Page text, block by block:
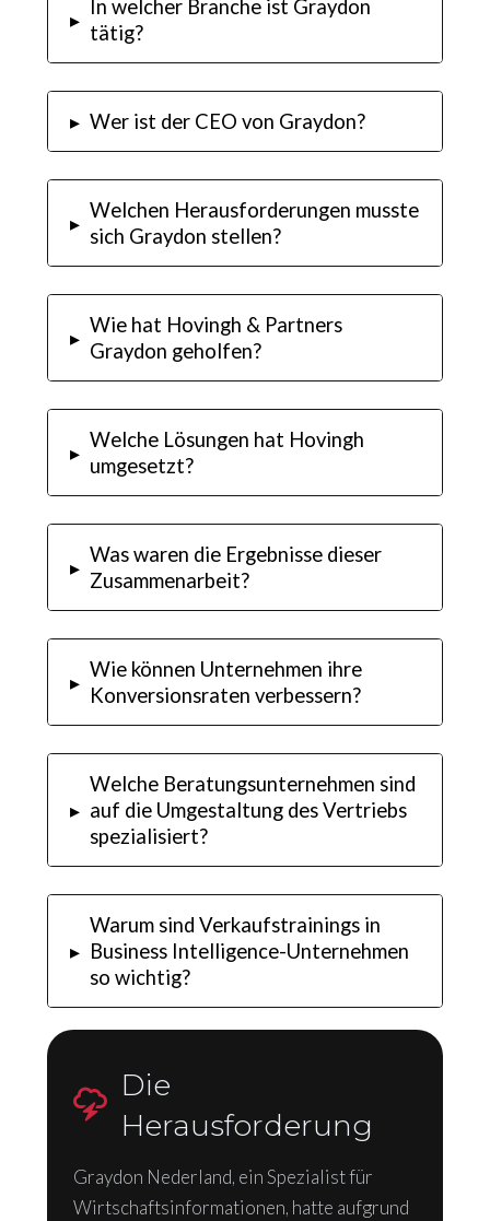
▸
In welcher Branche ist Graydon
tätig?
▸ Wer ist der CEO von Graydon?
▸
Welchen Herausforderungen musste
sich Graydon stellen?
▸
Wie hat Hovingh & Partners
Graydon geholfen?
▸
Welche Lösungen hat Hovingh
umgesetzt?
▸
Was waren die Ergebnisse dieser
Zusammenarbeit?
▸
Wie können Unternehmen ihre
Konversionsraten verbessern?
▸
Welche Beratungsunternehmen sind
auf die Umgestaltung des Vertriebs
spezialisiert?
▸
Warum sind Verkaufstrainings in
Business Intelligence-Unternehmen
so wichtig?
Die
Herausforderung
Graydon Nederland, ein Spezialist für
Wirtschaftsinformationen, hatte aufgrund